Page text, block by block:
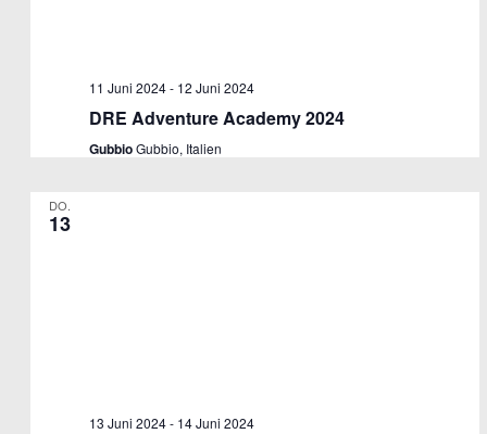
11 Juni 2024- 12 Juni 2024
DRE Adventure Academy 2024
GubbioGubbio, Italien
DO.
13
13 Juni 2024- 14 Juni 2024